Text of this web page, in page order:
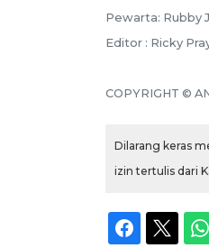
Pewarta: Rubby
Editor : Ricky
COPYRIGHT ©
Dilarang keras
izin tertulis dari